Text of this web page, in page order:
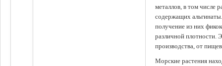
металлов, в том числе
содержащих
получение из них
различной плотности.
производства, от
Морские растения